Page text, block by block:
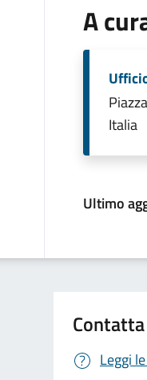
A
Italia
Ultimo
Leggi